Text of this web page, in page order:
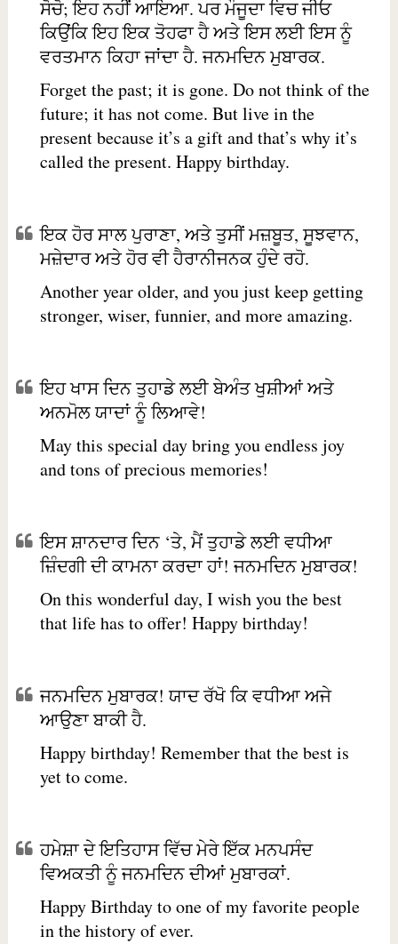
ਸੋਚੋ; ਇਹ ਨਹੀਂ ਆਇਆ. ਪਰ ਮੌਜੂਦਾ ਵਿਚ ਜੀਓ
ਕਿਉਂਕਿ ਇਹ ਇਕ ਤੋਹਫਾ ਹੈ ਅਤੇ ਇਸ ਲਈ ਇਸ ਨੂੰ
ਵਰਤਮਾਨ ਕਿਹਾ ਜਾਂਦਾ ਹੈ. ਜਨਮਦਿਨ ਮੁਬਾਰਕ.
Forget the past; it is gone. Do not think of the
future; it has not come. But live in the
present because it’s a gift and that’s why it’s
called the present. Happy birthday.
ਇਕ ਹੋਰ ਸਾਲ ਪੁਰਾਣਾ, ਅਤੇ ਤੁਸੀਂ ਮਜ਼ਬੂਤ, ਸੂਝਵਾਨ,
ਮਜ਼ੇਦਾਰ ਅਤੇ ਹੋਰ ਵੀ ਹੈਰਾਨੀਜਨਕ ਹੁੰਦੇ ਰਹੋ.
Another year older, and you just keep getting
stronger, wiser, funnier, and more amazing.
ਇਹ ਖਾਸ ਦਿਨ ਤੁਹਾਡੇ ਲਈ ਬੇਅੰਤ ਖੁਸ਼ੀਆਂ ਅਤੇ
ਅਨਮੋਲ ਯਾਦਾਂ ਨੂੰ ਲਿਆਵੇ!
May this special day bring you endless joy
and tons of precious memories!
ਇਸ ਸ਼ਾਨਦਾਰ ਦਿਨ ‘ਤੇ, ਮੈਂ ਤੁਹਾਡੇ ਲਈ ਵਧੀਆ
ਜ਼ਿੰਦਗੀ ਦੀ ਕਾਮਨਾ ਕਰਦਾ ਹਾਂ! ਜਨਮਦਿਨ ਮੁਬਾਰਕ!
On this wonderful day, I wish you the best
that life has to offer! Happy birthday!
ਜਨਮਦਿਨ ਮੁਬਾਰਕ! ਯਾਦ ਰੱਖੋ ਕਿ ਵਧੀਆ ਅਜੇ
ਆਉਣਾ ਬਾਕੀ ਹੈ.
Happy birthday! Remember that the best is
yet to come.
ਹਮੇਸ਼ਾ ਦੇ ਇਤਿਹਾਸ ਵਿੱਚ ਮੇਰੇ ਇੱਕ ਮਨਪਸੰਦ
ਵਿਅਕਤੀ ਨੂੰ ਜਨਮਦਿਨ ਦੀਆਂ ਮੁਬਾਰਕਾਂ.
Happy Birthday to one of my favorite people
in the history of ever.